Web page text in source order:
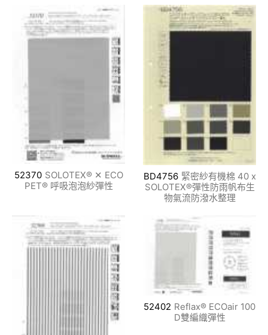
52370 SOLOTEX® ✕ ECO
PET® 呼吸泡泡紗彈性
BD4756 緊密紗有機棉 40 x
SOLOTEX®彈性防雨帆布生
物氣流防潑水整理
52402 Reflax® ECOair 100
D雙編織彈性